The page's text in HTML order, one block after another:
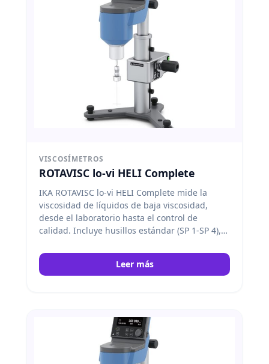
VISCOSÍMETROS
ROTAVISC lo-vi HELI Complete
IKA ROTAVISC lo-vi HELI Complete mide la
viscosidad de líquidos de baja viscosidad,
desde el laboratorio hasta el control de
calidad. Incluye husillos estándar (SP 1-SP 4),
conectores y soporte HELISTAND. IKA
Leer más